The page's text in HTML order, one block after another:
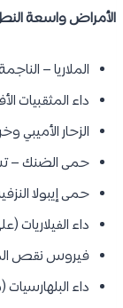
الأمراض واسعة
الملاريا –
داء المثقبيات
الزحار الأميبي
حمى الضنك –
حمى إيبولا
داء الفيلاريات
فيروس نقص
داء